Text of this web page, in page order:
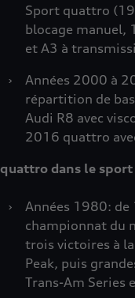
Sport quattro
blocage manuel,
et A3 à
›
Années 2000 à
répartition de
Audi R8 avec
2016 quattro
quattro dans le
›
Années 1980:
championnat du
trois victoires à
Peak, puis
Trans-Am Series